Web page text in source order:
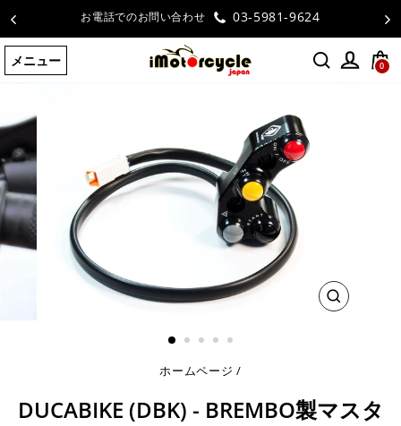
テ
ン
ス
ッ
プ
す
る
お電話でのお問い合わせ 03-5981-9624
メニュー 0
閉
ホームページ /
DUCABIKE (DBK) - BREMBO製マスタ